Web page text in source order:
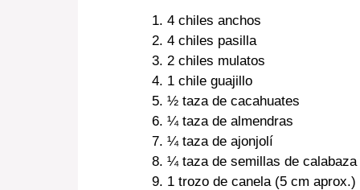
4 chiles anchos
4 chiles pasilla
2 chiles mulatos
1 chile guajillo
½ taza de cacahuates
¼ taza de almendras
¼ taza de ajonjolí
¼ taza de semillas de calabaza
1 trozo de canela (5 cm aprox.)